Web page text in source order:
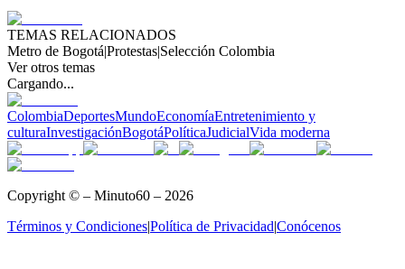
TEMAS RELACIONADOS
Metro de Bogotá|Protestas|Selección Colombia
Ver otros temas
Cargando...
ColombiaDeportesMundoEconomíaEntretenimiento y
culturaInvestigaciónBogotáPolíticaJudicialVida moderna
Copyright © – Minuto60 – 2026
Términos y Condiciones|Política de Privacidad|Conócenos